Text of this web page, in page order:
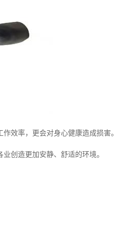
效率，更会对身心健康造成损害。
创造更加安静、舒适的环境。